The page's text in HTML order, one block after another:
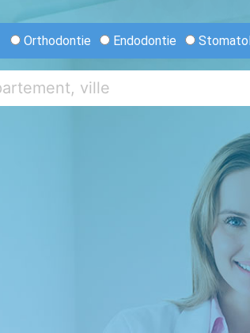
Orthodontie Endodontie